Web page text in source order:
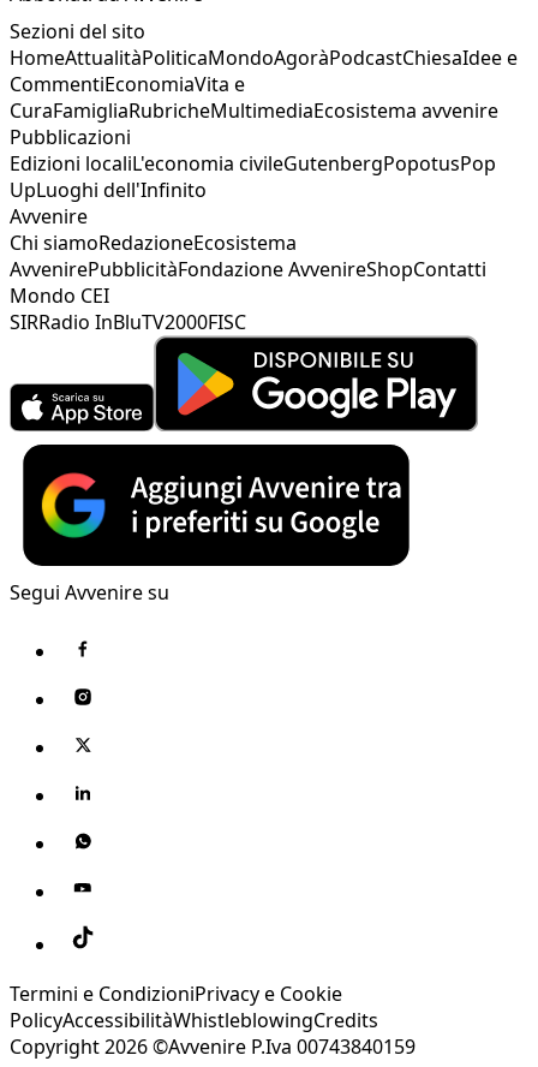
Sezioni del sito
HomeAttualitàPoliticaMondoAgoràPodcastChiesaIdee e
CommentiEconomiaVita e
CuraFamigliaRubricheMultimediaEcosistema avvenire
Pubblicazioni
Edizioni localiL'economia civileGutenbergPopotusPop
UpLuoghi dell'Infinito
Avvenire
Chi siamoRedazioneEcosistema
AvvenirePubblicitàFondazione AvvenireShopContatti
Mondo CEI
SIRRadio InBluTV2000FISC
Segui Avvenire su
Termini e CondizioniPrivacy e Cookie
PolicyAccessibilitàWhistleblowingCredits
Copyright 2026 ©Avvenire P.Iva 00743840159